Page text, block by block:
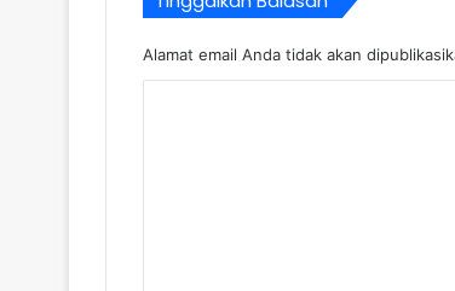
Alamat email Anda tidak akan